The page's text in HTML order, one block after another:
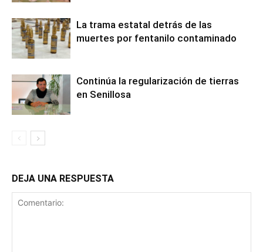
La trama estatal detrás de las
muertes por fentanilo contaminado
Continúa la regularización de tierras
en Senillosa
DEJA UNA RESPUESTA